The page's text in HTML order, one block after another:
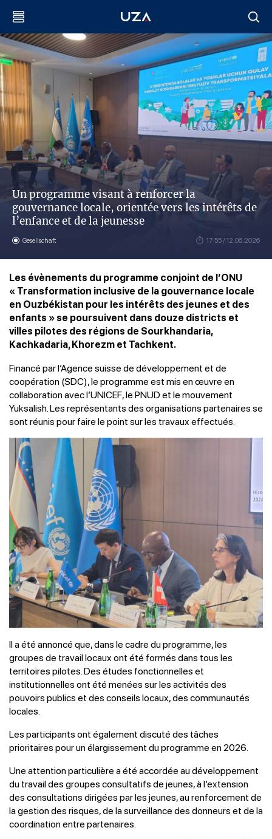
Un programme visant à renforcer la
gouvernance locale, orientée vers les intérêts de
l’enfance et de la jeunesse
Gesellschaft 17:55 / 12.06.2026
Les évènements du programme conjoint de l’ONU
« Transformation inclusive de la gouvernance locale
en Ouzbékistan pour les intérêts des jeunes et des
enfants » se poursuivent dans douze districts et
villes pilotes des régions de Sourkhandaria,
Kachkadaria, Khorezm et Tachkent.
Financé par l’Agence suisse de développement et de
coopération (SDC), le programme est mis en œuvre en
collaboration avec l’UNICEF, le PNUD et le mouvement
Yuksalish. Les représentants des organisations partenaires se
sont réunis pour faire le point sur les travaux effectués.
Il a été annoncé que, dans le cadre du programme, les
groupes de travail locaux ont été formés dans tous les
territoires pilotes. Des études fonctionnelles et
institutionnelles ont été menées sur les activités des
pouvoirs publics et des conseils locaux, des communautés
locales.
Les participants ont également discuté des tâches
prioritaires pour un élargissement du programme en 2026.
Une attention particulière a été accordée au développement
du travail des groupes consultatifs de jeunes, à l’extension
des consultations dirigées par les jeunes, au renforcement de
la gestion des risques, de la surveillance des donneurs et de la
coordination entre partenaires.